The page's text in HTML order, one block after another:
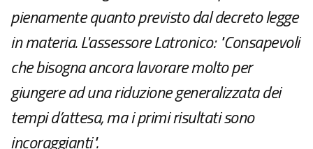
pienamente quanto previsto dal decreto legge
in materia. L'assessore Latronico: "Consapevoli
che bisogna ancora lavorare molto per
giungere ad una riduzione generalizzata dei
tempi d’attesa, ma i primi risultati sono
incoraggianti".